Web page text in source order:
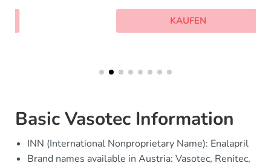
Basic Vasotec Information
INN (International Nonproprietary Name): Enalapril
Brand names available in Austria: Vasotec, Renitec,